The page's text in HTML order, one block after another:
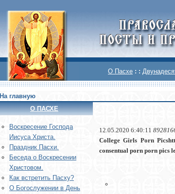
О Пасхе : :
На главную
О ПАСХЕ
Воскреcение Господа
Иисуса Христа.
Праздник Пасхи.
Беседа о Воскресении
Христовом.
Как встретить Пасху?
О Богослужении в День
12.05.2020 6:40:11
College Girls Porn
consentual porn porn pics